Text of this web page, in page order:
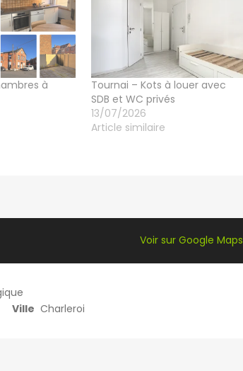
à
Tournai – Kots à louer avec
SDB et WC privés
13/07/2026
Article similaire
Ville Charleroi
Voir sur Google Maps